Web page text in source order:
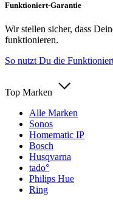
Funktioniert-Garantie
Wir stellen sicher, dass
funktionieren.
So nutzt Du die
Top Marken
Alle Marken
Sonos
Homematic IP
Bosch
Husqvarna
tado°
Philips Hue
Ring